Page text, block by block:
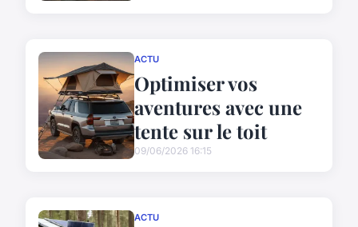
ACTU
Optimiser vos
aventures avec une
tente sur le toit
09/06/2026 16:15
ACTU